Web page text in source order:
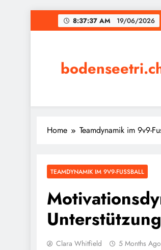
to
8:37:38 AM 19/06/2026
Home Teamdynamik im 9v9-
TEAMDYNAMIK IM 9V9-FUSSBALL
Clara Whitfield 5 Months Ago